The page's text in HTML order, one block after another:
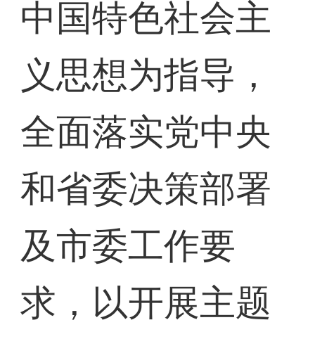
中国特色社会主
义思想为指导，
全面落实党中央
和省委决策部署
及市委工作要
求，以开展主题